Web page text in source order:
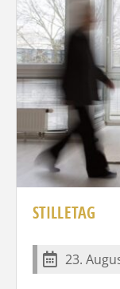
STILLETAG
23.